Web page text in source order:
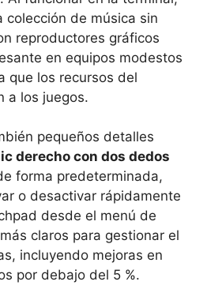
colección de música sin
reproductores gráficos
en equipos modestos
que los recursos del
a los juegos.
pequeños detalles
derecho con dos dedos
forma predeterminada,
o desactivar rápidamente
desde el menú de
claros para gestionar el
incluyendo mejoras en
por debajo del 5 %.